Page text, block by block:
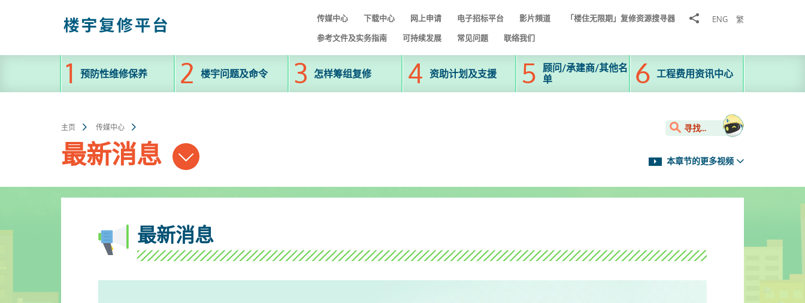
容
传媒中心 下载中心 网上申请 电子招标平台 影片頻道 「楼住无限期」复修资源搜寻器
分
ENG 繁
参考文件及实务指南 可持续发展 常见问题 联络我们
预防性维修保养 楼宇问题及命令 怎样筹组复修 资助计划及支援
顾问/承建商/其他名
单
工程费用资讯中心
主页 传媒中心
最新消息
寻找...
本章节的更多视频
最新消息